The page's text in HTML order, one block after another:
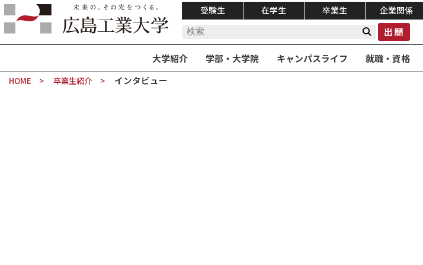
受験生 在学生 卒業生 企業関係
出願
大学紹介 学部・大学院 キャンパスライフ 就職・資格
HOME 卒業生紹介 インタビュー